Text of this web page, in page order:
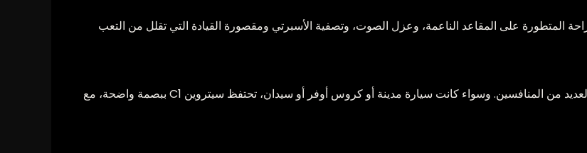
المتطورة على المقاعد الناعمة، وعزل الصوت، وتصفية الأسبرتي ومقصورة القيادة التي تقلل من التعب
تصميم مميز، وأشكال ناعمة، وتفاصيل تميز العلامة التجارية عن العديد من المنافسين. وسواء كانت سيارة مدينة أو كروس أوفر أو سيدان، تحتفظ سيتروين C1 ببصمة واضحة، مع